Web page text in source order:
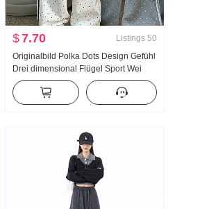
$7.70 Listings 50
Originalbild Polka Dots Design Gefühl
Drei dimensional Flügel Sport Wei
Hosen Damen Neu Leicht Asien Wind
Locker Gerade geschnitten Schlank
Freizeithose